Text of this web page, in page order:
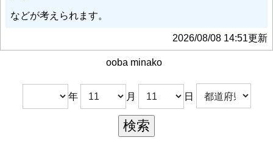
などが考えられます。
2026/08/08 14:51更新
ooba minako
年 月 日